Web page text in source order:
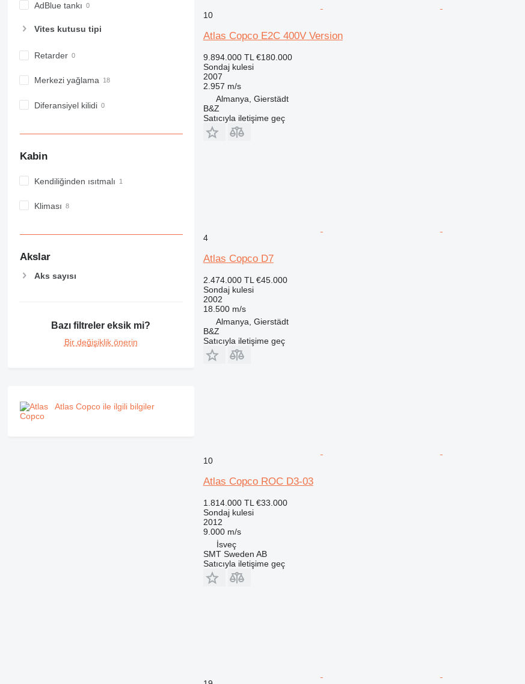
AdBlue tankı
Vites kutusu tipi
Retarder
Merkezi yağlama
Diferansiyel kilidi
Kabin
Kendiliğinden ısıtmalı
Kliması
Akslar
Aks sayısı
Bazı filtreler eksik mi?
Bir değişiklik önerin
Atlas Copco ile ilgili bilgiler
10
Atlas Copco E2C 400V Version
9.894.000 TL €180.000
Sondaj kulesi
2007
2.957 m/s
Almanya, Gierstädt
B&Z
Satıcıyla iletişime geç
4
Atlas Copco D7
2.474.000 TL €45.000
Sondaj kulesi
2002
18.500 m/s
Almanya, Gierstädt
B&Z
Satıcıyla iletişime geç
10
Atlas Copco ROC D3-03
1.814.000 TL €33.000
Sondaj kulesi
2012
9.000 m/s
İsveç
SMT Sweden AB
Satıcıyla iletişime geç